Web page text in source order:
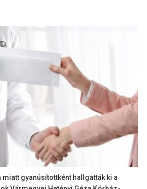
gyanúsítottként hallgatták ki a